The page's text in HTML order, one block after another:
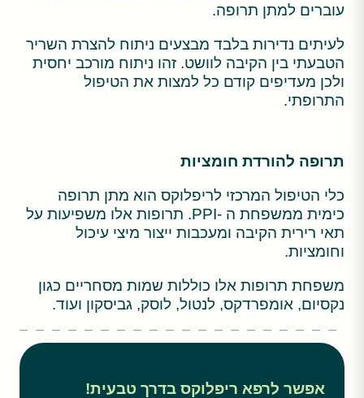
עוברים למתן תרופה.
לעיתים נדירות בלבד מבצעים ניתוח להצרת השריר
הטבעתי בין הקיבה לוושט. זהו ניתוח מורכב יחסית
ולכן מעדיפים קודם כל למצות את הטיפול
התרופתי.
תרופה להורדת חומציות
כלי הטיפול המרכזי לריפלוקס הוא מתן תרופה
כימית ממשפחת ה -PPI. תרופות אלו משפיעות על
תאי רירית הקיבה ומעכבות ייצור מיצי עיכול
וחומציות.
משפחת תרופות אלו כוללות שמות מסחריים כגון
נקסיום, אומפרדקס, לנטול, לוסק, גביסקון ועוד.
אפשר לרפא ריפלוקס בדרך טבעית!